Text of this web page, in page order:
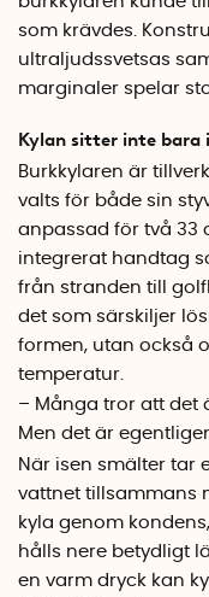
som krävdes.
ultraljudssvetsas
marginaler spelar
Kylan sitter inte bara
Burkkylaren är
valts för både sin
anpassad för två 33
integrerat handtag
från stranden till
det som särskiljer
formen, utan också
temperatur.
– Många tror att det
Men det är
När isen smälter tar
vattnet tillsammans
kyla genom
hålls nere betydligt
en varm dryck kan